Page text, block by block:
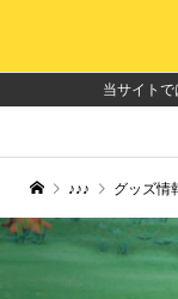
当サイト
♪♪♪ グッズ情